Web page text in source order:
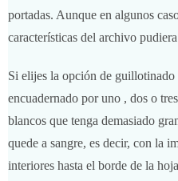
portadas. Aunque en algunos
características del archivo
Si elijes la opción de
encuadernado por uno , dos o
blancos que tenga demasiado
quede a sangre, es decir, con la
interiores hasta el borde de la